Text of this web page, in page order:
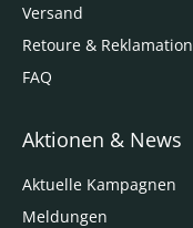
Versand
Retoure & Reklamation
FAQ
Aktionen & News
Aktuelle Kampagnen
Meldungen